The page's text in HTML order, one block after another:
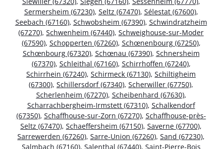
Sermersheim (67230), Seltz (67470), Sélestat (67600),
Seebach (67160), Schwobsheim (67390), Schwindratzheim
(67270), Schwenheim (67440), Schweighouse-sur-Moder
(67590), Schopperten (67260), Schœnenbourg (67250),
Schœnbourg (67320), Schœnau (67390), Schnersheim
(67370), Schleithal (67160), Schirrhoffen (67240),
Schirrhein (67240), Schirmeck (67130), Schiltigheim
(67300), Schillersdorf (67340), Scherwiller (67750),
Scherlenheim (67270), Scheibenhard (67630),
Scharrachbergheim-Irmstett (67310), Schalkendorf
(67350), Schaffhouse-sur-Zorn (67270), Schaffhouse-près-
Seltz (67470), Schaeffersheim (67150), Saverne (67700),
Sarrewerden (67260), Sarre-Union (67260), Sand (67230),
Salmbach (67160), Salenthal (67440), Saint-Pierre-Bois